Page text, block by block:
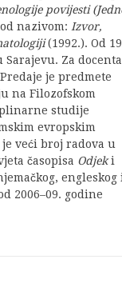
povijesti
nazivom: Izvor,
(1992.). Od
Za
je predmete
na Filozofskom
studije
evropskim
veći broj radova u
časopisa Odjeki
engleskog
2006–09. godine